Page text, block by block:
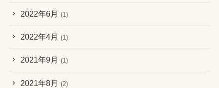
2022年6月 (1)
2022年4月 (1)
2021年9月 (1)
2021年8月 (2)